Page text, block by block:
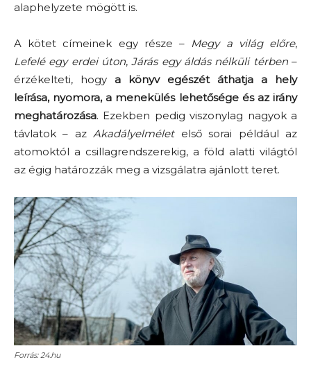
alaphelyzete mögött is.
A kötet címeinek egy része – Megy a világ előre,
Lefelé egy erdei úton,Járás egy áldás nélküli térben–
érzékelteti, hogy a könyv egészét áthatja a hely
leírása, nyomora, a menekülés lehetősége és az irány
meghatározása. Ezekben pedig viszonylag nagyok a
távlatok – azAkadályelméletelső sorai például az
atomoktól a csillagrendszerekig, a föld alatti világtól
az égig határozzák meg a vizsgálatra ajánlott teret.
Forrás: 24.hu